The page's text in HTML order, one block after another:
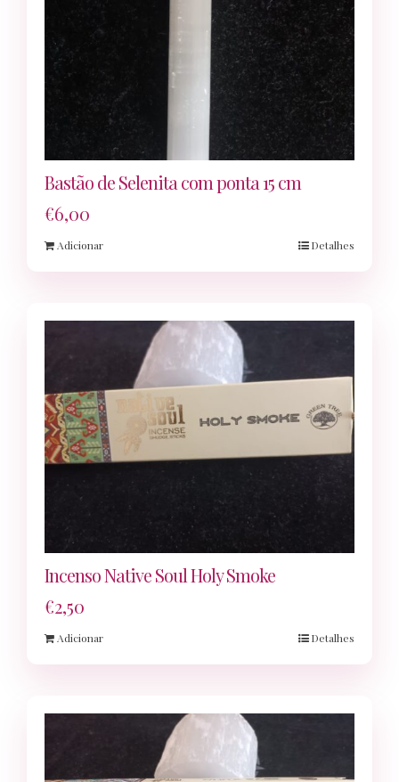
Bastão de Selenita com ponta 15 cm
€6,00
Adicionar Detalhes
Incenso Native Soul Holy Smoke
€2,50
Adicionar Detalhes